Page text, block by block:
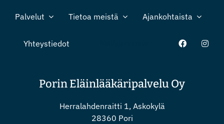
Palvelut Tietoa meistä Ajankohtaista
Yhteystiedot
Porin Eläinlääkäripalvelu Oy
Herralahdenraitti 1, Askokylä
28360 Pori